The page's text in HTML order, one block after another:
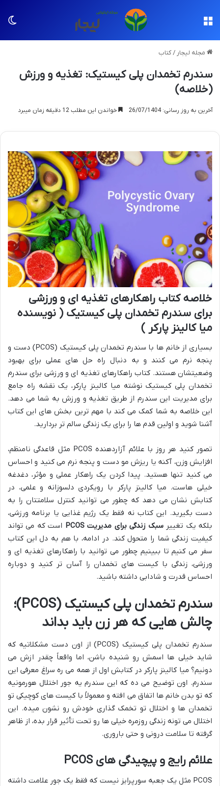
مجله لیجار /کتاب
سندرم تخمدان پلی کیستیک: تغذیه و ورزش
(خلاصه)
آخرین به روز رسانی: 26/07/1404 خواندن این مطلب 12 دقیقه زمان میبرد
خلاصه کتاب راهکارهای تغذیه ای و ورزشی
برای سندرم تخمدان پلی کیستیک ( نویسنده
میا کالینز پارکر )
بسیاری از خانم ها با سندرم تخمدان پلی کیستیک (PCOS) دست و
پنجه نرم می کنند و به دنبال راه حل های عملی برای بهبود
وضعیتشان هستند. کتاب راهکارهای تغذیه ای و ورزشی برای سندرم
تخمدان پلی کیستیک نوشته میا کالینز پارکر، یک نقشه راه جامع
برای مدیریت این سندرم از طریق تغذیه و ورزش به شما می دهد.
این خلاصه به شما کمک می کند با مهم ترین بخش های این کتاب
آشنا شوید و اولین قدم ها را برای یک زندگی سالم تر بردارید.
تصور کنید هر روز با علائم آزاردهنده PCOS مثل قاعدگی نامنظم،
افزایش وزن، آکنه یا ریزش مو دست و پنجه نرم می کنید و احساس
می کنید تنها هستید. پیدا کردن یک راهکار عملی و مؤثر، دغدغه
خیلی هاست. میا کالینز پارکر با رویکردی دلسوزانه و علمی، در
کتابش نشان می دهد که چطور می توانید کنترل سلامتتان را به
دست بگیرید. این کتاب نه فقط یک رژیم غذایی یا برنامه ورزشی،
بلکه یک تغییرسبک زندگی برای مدیریت PCOS
است که می تواند
کیفیت زندگی شما را متحول کند. در ادامه، با هم به دل این کتاب
سفر می کنیم تا ببینیم چطور می توانید با راهکارهای تغذیه ای و
ورزشی، زندگی با کیست های تخمدان را آسان تر کنید و دوباره
احساس قدرت و شادابی داشته باشید.
سندرم تخمدان پلی کیستیک (PCOS)؛
چالش هایی که هر زن باید بداند
سندرم تخمدان پلی کیستیک (PCOS) از اون دست مشکلاتیه که
شاید خیلی ها اسمش رو شنیده باشن، اما واقعاً چقدر ازش می
دونیم؟ میا کالینز پارکر در کتابش اول از همه می ره سراغ معرفی این
سندرم. اون توضیح می ده که این سندرم یه جور اختلال هورمونیه
که تو بدن خانم ها اتفاق می افته و معمولاً با کیست های کوچیکی تو
تخمدان ها و اختلال تو تخمک گذاری خودش رو نشون میده. این
اختلال می تونه زندگی روزمره خیلی ها رو تحت تأثیر قرار بده، از ظاهر
گرفته تا سلامت درونی و حتی باروری.
علائم رایج و پیچیدگی های PCOS
PCOS مثل یک جعبه سورپرایز نیست که فقط یک جور علامت داشته